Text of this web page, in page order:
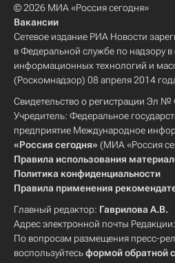
© 2026 МИА «Россия сегодня»
Вакансии
Сетевое издание РИА Новости
в Федеральной службе по надзору в
информационных технологий и
(Роскомнадзор) 08 апреля 2014
Свидетельство о регистрации Эл
Учредитель: Федеральное
предприятие Международное
«Россия сегодня» (МИА «Россия
Правила использования
Политика конфиденциальности
Правила применения
Главный редактор: Гаврилова А.В.
Адрес электронной почты Редакции:
По вопросам размещения пресс-
воспользуйтесьформой обратной